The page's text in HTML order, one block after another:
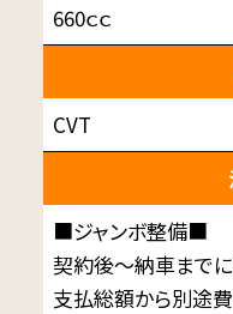
660ｃｃ
CVT
■ジャンボ整備■
契約後～納車まで
支払総額から別途費